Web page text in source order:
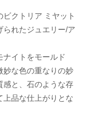
クトリア ミヤット
られたジュエリー/ア
ナイトをモールド
妙な色の重なりの妙
感と、石のような存
上品な仕上がりとな